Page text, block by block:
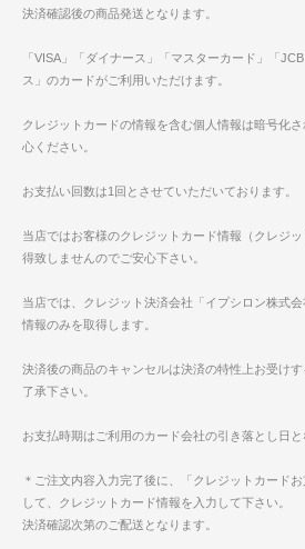
決済確認後の商品発送となります。
「VISA」「ダイナース」「マスターカード」「
ス」のカードがご利用いただけます。
クレジットカードの情報を含む個人情報は暗号化
心ください。
お支払い回数は1回とさせていただいております。
当店ではお客様のクレジットカード情報（クレジ
得致しませんのでご安心下さい。
当店では、クレジット決済会社「イプシロン株式
情報のみを取得します。
決済後の商品のキャンセルは決済の特性上お受け
了承下さい。
お支払時期はご利用のカード会社の引き落とし日と
＊ご注文内容入力完了後に、「クレジットカード
して、クレジットカード情報を入力して下さい。
決済確認次第のご配送となります。